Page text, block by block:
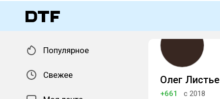
Популярное
Свежее Олег
+661 с 2018